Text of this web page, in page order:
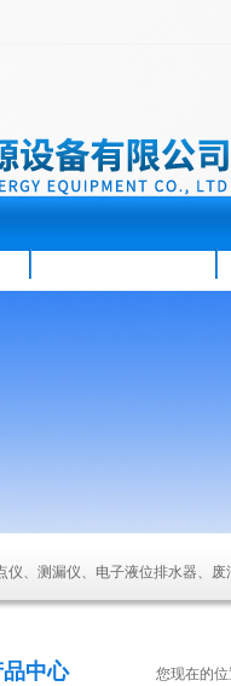
仪、测漏仪、电子液位排水器、
品中心 您现在的